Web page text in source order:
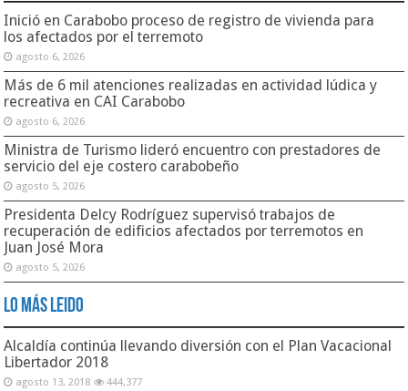
Inició en Carabobo proceso de registro de vivienda para
los afectados por el terremoto
agosto 6, 2026
Más de 6 mil atenciones realizadas en actividad lúdica y
recreativa en CAI Carabobo
agosto 6, 2026
Ministra de Turismo lideró encuentro con prestadores de
servicio del eje costero carabobeño
agosto 5, 2026
Presidenta Delcy Rodríguez supervisó trabajos de
recuperación de edificios afectados por terremotos en
Juan José Mora
agosto 5, 2026
Lo Más Leido
Alcaldía continúa llevando diversión con el Plan Vacacional
Libertador 2018
agosto 13, 2018 444,377